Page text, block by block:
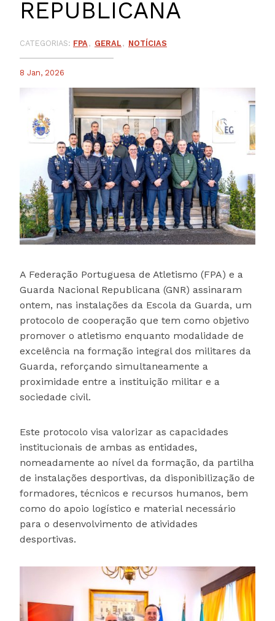
REPUBLICANA
CATEGORIAS: FPA GERAL NOTÍCIAS
8 Jan, 2026
A Federação Portuguesa de Atletismo (FPA) e a
Guarda Nacional Republicana (GNR) assinaram
ontem, nas instalações da Escola da Guarda, um
protocolo de cooperação que tem como objetivo
promover o atletismo enquanto modalidade de
excelência na formação integral dos militares da
Guarda, reforçando simultaneamente a
proximidade entre a instituição militar e a
sociedade civil.
Este protocolo visa valorizar as capacidades
institucionais de ambas as entidades,
nomeadamente ao nível da formação, da partilha
de instalações desportivas, da disponibilização de
formadores, técnicos e recursos humanos, bem
como do apoio logístico e material necessário
para o desenvolvimento de atividades
desportivas.